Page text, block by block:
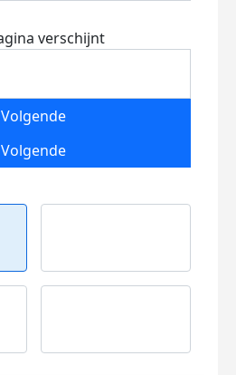
verschijnt
Volgende
Volgende